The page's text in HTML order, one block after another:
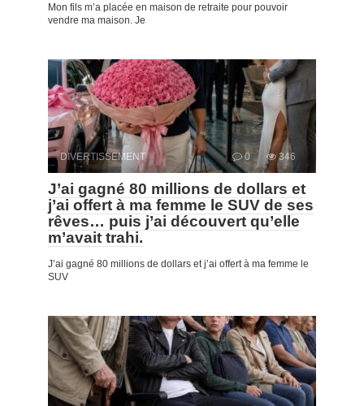
Mon fils m’a placée en maison de retraite pour pouvoir
vendre ma maison. Je
DIVERTISSEMENT 0 346
J’ai gagné 80 millions de dollars et
j’ai offert à ma femme le SUV de ses
rêves… puis j’ai découvert qu’elle
m’avait trahi.
J’ai gagné 80 millions de dollars et j’ai offert à ma femme le
SUV